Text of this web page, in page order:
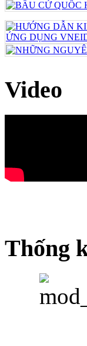
Video
Thống